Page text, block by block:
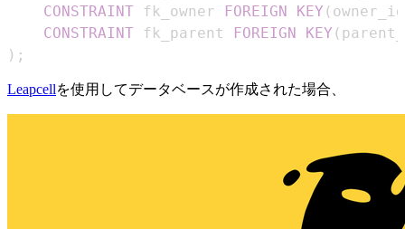
CONSTRAINT fk_owner FOREIGN KEY ( owner_id
CONSTRAINT fk_parent FOREIGN KEY (
) ;
Leapcellを使用してデータベースが作成された場合、